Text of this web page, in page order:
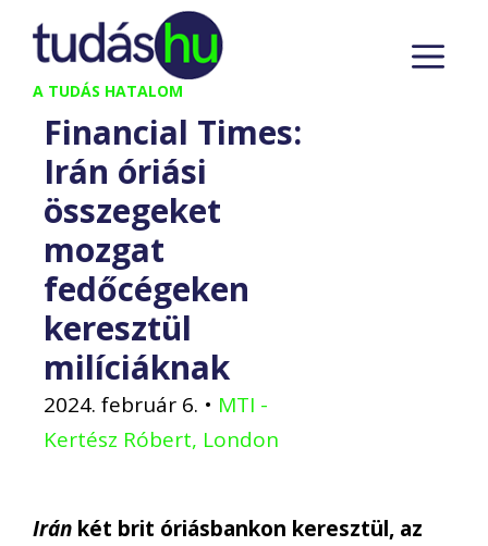
Kilépés
tartalomba
A TUDÁS HATALOM
Financial Times:
Irán óriási
összegeket
mozgat
fedőcégeken
keresztül
milíciáknak
2024. február 6. • MTI -
Kertész Róbert, London
Irán két brit óriásbankon keresztül, az